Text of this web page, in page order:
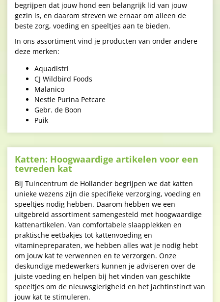
begrijpen dat jouw hond een belangrijk lid van jouw
gezin is, en daarom streven we ernaar om alleen de
beste zorg, voeding en speeltjes aan te bieden.
In ons assortiment vind je producten van onder andere
deze merken:
Aquadistri
CJ Wildbird Foods
Malanico
Nestle Purina Petcare
Gebr. de Boon
Puik
Katten: Hoogwaardige artikelen voor een
tevreden kat
Bij Tuincentrum de Hollander begrijpen we dat katten
unieke wezens zijn die specifieke verzorging, voeding en
speeltjes nodig hebben. Daarom hebben we een
uitgebreid assortiment samengesteld met hoogwaardige
kattenartikelen. Van comfortabele slaapplekken en
praktische eetbakjes tot kattenvoeding en
vitaminepreparaten, we hebben alles wat je nodig hebt
om jouw kat te verwennen en te verzorgen. Onze
deskundige medewerkers kunnen je adviseren over de
juiste voeding en helpen bij het vinden van geschikte
speeltjes om de nieuwsgierigheid en het jachtinstinct van
jouw kat te stimuleren.